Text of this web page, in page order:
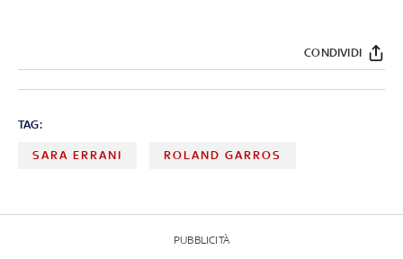
CONDIVIDI
TAG:
SARA ERRANI ROLAND GARROS
PUBBLICITÀ